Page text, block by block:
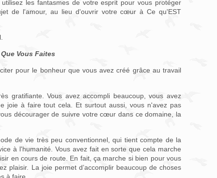
les fantasmes de votre esprit pour vous protéger
de l'amour, au lieu d'ouvrir votre cœur à Ce qu'EST
Vous Faites
pour le bonheur que vous avez créé grâce au travail
gratifiante. Vous avez accompli beaucoup, vous avez
joie à faire tout cela. Et surtout aussi, vous n'avez pas
décourager de suivre votre cœur dans ce domaine, la
de vie très peu conventionnel, qui tient compte de la
à l'humanité. Vous avez fait en sorte que cela marche
en cours de route. En fait, ça marche si bien pour vous
plaisir. La joie permet d’accomplir beaucoup de choses